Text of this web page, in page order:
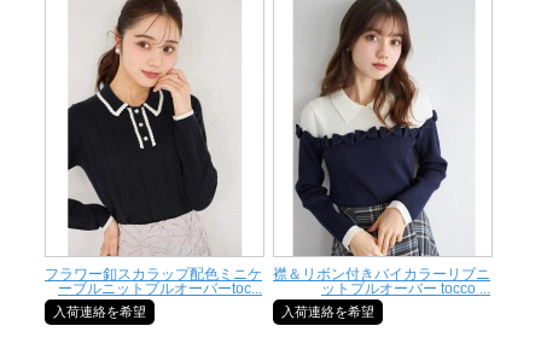
フラワー釦スカラップ配色ミニケ
ーブルニットプルオーバーtoc...
入荷連絡を希望
襟＆リボン付きバイカラーリブニ
ットプルオーバー tocco ...
入荷連絡を希望